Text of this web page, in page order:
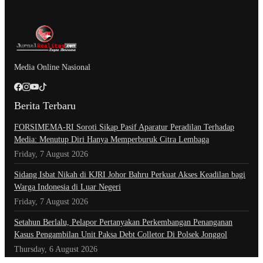
Media Online Nasional
Berita Terbaru
​FORSIMEMA-RI Soroti Sikap Pasif Aparatur Peradilan Terhadap
Media: Menutup Diri Hanya Memperburuk Citra Lembaga
Friday, 7 August 2026
Sidang Isbat Nikah di KJRI Johor Bahru Perkuat Akses Keadilan bagi
Warga Indonesia di Luar Negeri
Friday, 7 August 2026
Setahun Berlalu, Pelapor Pertanyakan Perkembangan Penanganan
Kasus Pengambilan Unit Paksa Debt Colletor Di Polsek Jonggol
Thursday, 6 August 2026